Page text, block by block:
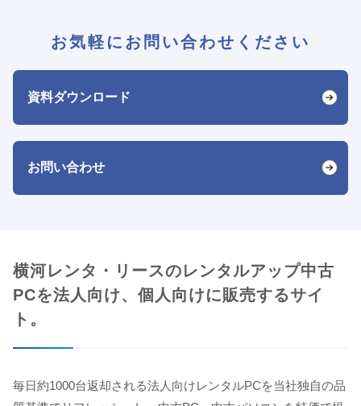
お気軽にお問い合わせください
資料ダウンロード
お問い合わせ
横河レンタ・リースのレンタルアップ中古
PCを法人向け、個人向けに販売するサイ
ト。
毎日約1000台返却される法人向けレンタルPCを当社独自の品